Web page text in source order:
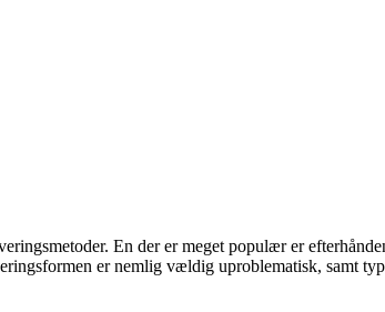
En der er meget populær er
er nemlig vældig uproblematisk, samt